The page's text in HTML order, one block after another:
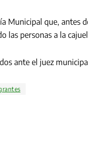
Municipal que, antes
las personas a la
ante el juez